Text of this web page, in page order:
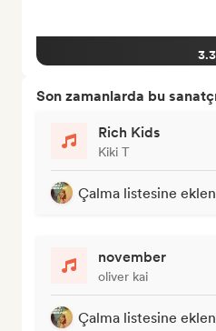
Son zamanlarda bu
Rich Kids
Kiki T
Çalma listesine
november
oliver kai
Çalma listesine